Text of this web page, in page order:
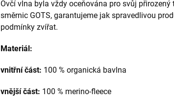
Ovčí vlna byla vždy oceňována pro svůj
směrnic GOTS, garantujeme jak spravedlivou
podmínky zvířat.
Materiál:
vnitřní část: 100 % organická bavlna
vnější část: 100 % merino-fleece